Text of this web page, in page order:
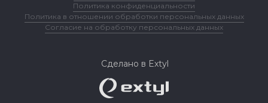
Политика конфиденциальности
Политика в отношении обработки персональных данных
Согласие на обработку персональных данных
Сделано в Extyl